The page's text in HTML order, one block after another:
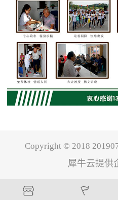
Copyright © 2018
犀牛云提供